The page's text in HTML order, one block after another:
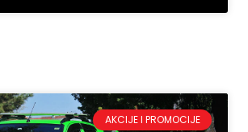
AKCIJE I PROMOCIJE